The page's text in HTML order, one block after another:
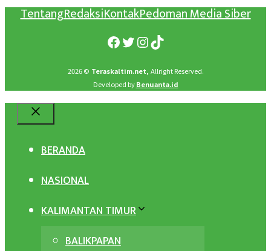
TentangRedaksiKontakPedoman Media Siber
Facebook
Twitter
Instagram
TikTok
2026 © Teraskaltim.net, Allright Reserved.
Developed byBenuanta.id
BERANDA
NASIONAL
KALIMANTAN TIMUR
BALIKPAPAN